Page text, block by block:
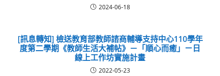
2024-06-18
[訊息轉知] 檢送教育部教師諮商輔導支持中心110學年
度第二學期《教師生活大補帖》－「順心而癒」ㄧ日
線上工作坊實施計畫
2022-05-23